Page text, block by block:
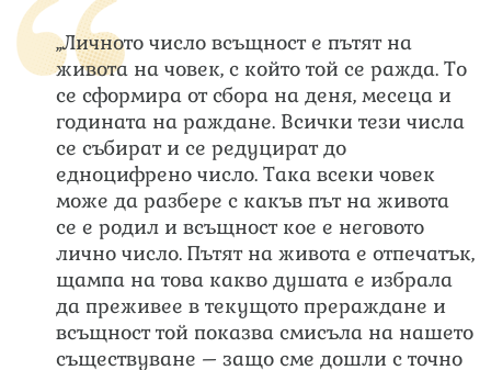
„Личното число всъщност е пътят на
живота на човек, с който той се ражда. То
се сформира от сбора на деня, месеца и
годината на раждане. Всички тези числа
се събират и се редуцират до
едноцифрено число. Така всеки човек
може да разбере с какъв път на живота
се е родил и всъщност кое е неговото
лично число. Пътят на живота е отпечатък,
щампа на това какво душата е избрала
да преживее в текущото прераждане и
всъщност той показва смисъла на нашето
съществуване – защо сме дошли с точно